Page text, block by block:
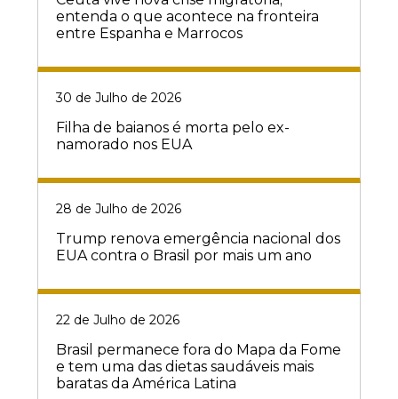
entenda o que acontece na fronteira
entre Espanha e Marrocos
30 de Julho de 2026
Filha de baianos é morta pelo ex-
namorado nos EUA
28 de Julho de 2026
Trump renova emergência nacional dos
EUA contra o Brasil por mais um ano
22 de Julho de 2026
Brasil permanece fora do Mapa da Fome
e tem uma das dietas saudáveis mais
baratas da América Latina